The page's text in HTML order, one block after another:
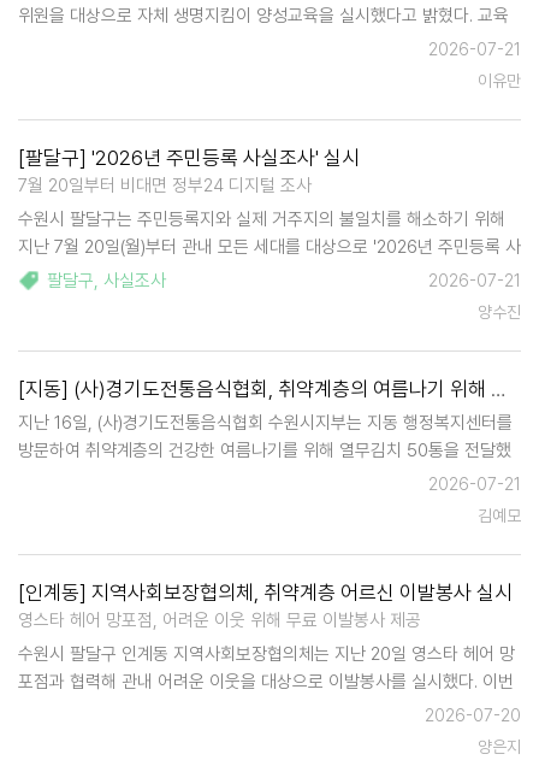
위원을 대상으로 자체 생명지킴이 양성교육을 실시했다고 밝혔다. 교육
은 수원시자살예방센터 강인영 팀장이 강사로 나서 '생명지킴이 양성교
육'을 주제로 진행됐으며, 위기 신호에 대한 이해와 인식, 위기 상황에서
2026-07-21
이유만
[팔달구] '2026년 주민등록 사실조사' 실시
7월 20일부터 비대면 정부24 디지털 조사
수원시 팔달구는 주민등록지와 실제 거주지의 불일치를 해소하기 위해
지난 7월 20일(월)부터 관내 모든 세대를 대상으로 '2026년 주민등록 사
실조사'를 실시한다고 밝혔다. 특히 맞벌이 가구와 1인 가구 증가에 따라
팔달구, 사실조사
2026-07-21
양수진
[지동] (사)경기도전통음식협회, 취약계층의 여름나기 위해 열무김치 50통 기부
지난 16일, (사)경기도전통음식협회 수원시지부는 지동 행정복지센터를
방문하여 취약계층의 건강한 여름나기를 위해 열무김치 50통을 전달했
다. 이번 후원은 여름철 무더위로 입맛을 잃기 쉬운 홀몸 어르신과 저소
득 취약계층의 건강한 식생활을 돕기 위해 마련되었으며, 전달식에는 후
2026-07-21
김예모
[인계동] 지역사회보장협의체, 취약계층 어르신 이발봉사 실시
영스타 헤어 망포점, 어려운 이웃 위해 무료 이발봉사 제공
수원시 팔달구 인계동 지역사회보장협의체는 지난 20일 영스타 헤어 망
포점과 협력해 관내 어려운 이웃을 대상으로 이발봉사를 실시했다. 이번
봉사는 2026년 인계동 지역사회보장협의체 특화사업 중 하나로 미용실
방문이 어려운 어르신들의 용모 정리와 스타일 변화를 지원하고, 기…
2026-07-20
양은지